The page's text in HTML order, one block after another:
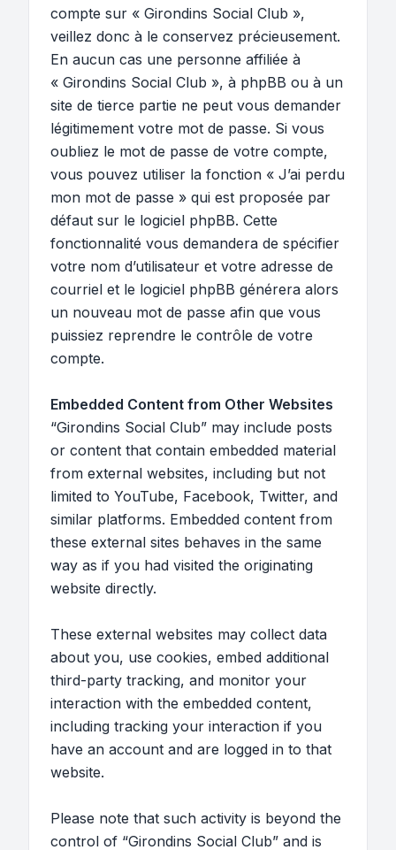
compte sur « Girondins Social Club »,
veillez donc à le conservez précieusement.
En aucun cas une personne affiliée à
« Girondins Social Club », à phpBB ou à un
site de tierce partie ne peut vous demander
légitimement votre mot de passe. Si vous
oubliez le mot de passe de votre compte,
vous pouvez utiliser la fonction « J’ai perdu
mon mot de passe » qui est proposée par
défaut sur le logiciel phpBB. Cette
fonctionnalité vous demandera de spécifier
votre nom d’utilisateur et votre adresse de
courriel et le logiciel phpBB générera alors
un nouveau mot de passe afin que vous
puissiez reprendre le contrôle de votre
compte.
Embedded Content from Other Websites
“Girondins Social Club” may include posts
or content that contain embedded material
from external websites, including but not
limited to YouTube, Facebook, Twitter, and
similar platforms. Embedded content from
these external sites behaves in the same
way as if you had visited the originating
website directly.
These external websites may collect data
about you, use cookies, embed additional
third-party tracking, and monitor your
interaction with the embedded content,
including tracking your interaction if you
have an account and are logged in to that
website.
Please note that such activity is beyond the
control of “Girondins Social Club” and is